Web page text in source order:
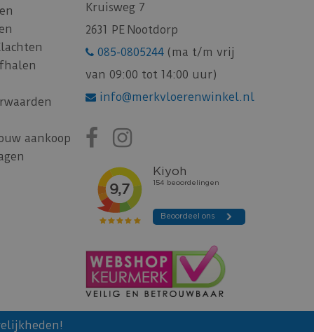
aankoop
Kruisweg 7
2631 PE Nootdorp
085-0805244 (ma t/m vrij
van 09:00 tot 14:00 uur)
info@merkvloerenwinkel.nl